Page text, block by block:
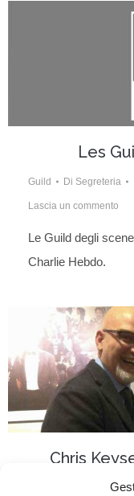
Les
Guild Di Segreteria
Lascia un commento
Le Guild degli
Charlie Hebdo.
Chris